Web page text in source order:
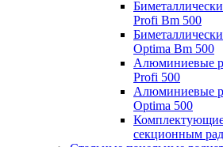
Profi Bm 500
Optima Bm 500
Алюминиевые
Profi 500
Алюминиевые
Optima 500
секционным